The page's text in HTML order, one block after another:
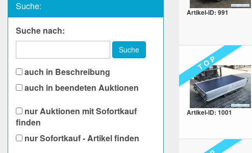
Suche:
Suche nach:
Suche
auch in Beschreibung
auch in beendeten Auktionen
nur Auktionen mit Sofortkauf
finden
nur Sofortkauf - Artikel finden
Artikel-ID: 991
T O P
Artikel-ID: 1001